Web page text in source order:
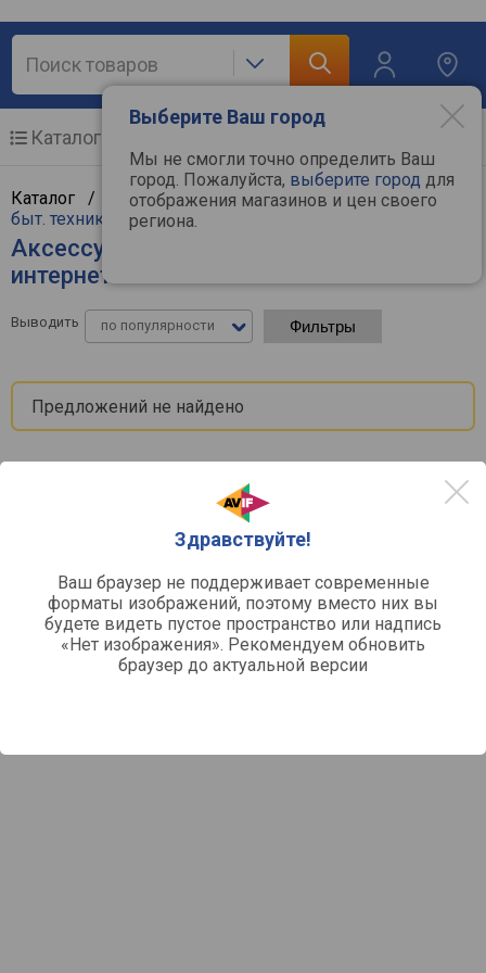
Выберите Ваш город
Мы не смогли точно определить Ваш
город. Пожалуйста, выберите город для
отображения магазинов и цен своего
региона.
Здравствуйте!
Ваш браузер не поддерживает современные
форматы изображений, поэтому вместо них вы
будете видеть пустое пространство или надпись
«Нет изображения». Рекомендуем обновить
браузер до актуальной версии
Каталог
Каталог / Крупная бытовая техника/Аксессуары к
быт. технике
/Аксессуары к стиралкам
Аксессуары к стиралкам - цены в
интернет-магазинах
Выводить по популярности Фильтры
Предложений не найдено